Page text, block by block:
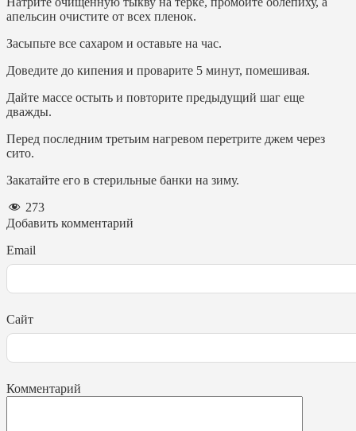
апельсин очистите от всех пленок.
Засыпьте все сахаром и оставьте на час.
Доведите до кипения и проварите 5 минут, помешивая.
Дайте массе остыть и повторите предыдущий шаг еще
дважды.
Перед последним третьим нагревом перетрите джем через
сито.
Закатайте его в стерильные банки на зиму.
273
Добавить комментарий
Email
Сайт
Комментарий